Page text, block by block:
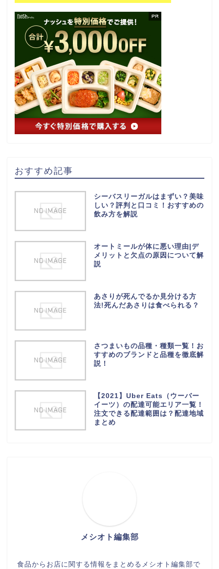
おすすめ記事
シーバスリーガルはまずい？美味
しい？評判と口コミ！おすすめの
飲み方を解説
オートミールが体に悪い理由|デ
メリットと欠点の原因について解
説
あさりが死んでるか見分ける方
法!死んだあさりは食べられる？
さつまいもの品種・種類一覧！お
すすめのブランドと品種を徹底解
説！
【2021】Uber Eats（ウーバー
イーツ）の配達可能エリア一覧！
注文できる配達範囲は？配達地域
まとめ
メシオト編集部
食品からお店に関する情報をまとめるメシオト編集部で